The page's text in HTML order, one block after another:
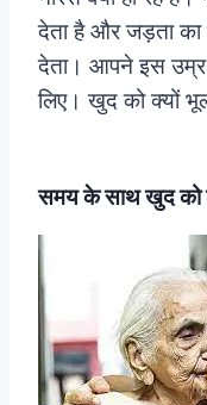
देता है और जड़ता का
देता। आपने इस उम्र
लिए। खुद को क्यों
समय के साथ खुद को